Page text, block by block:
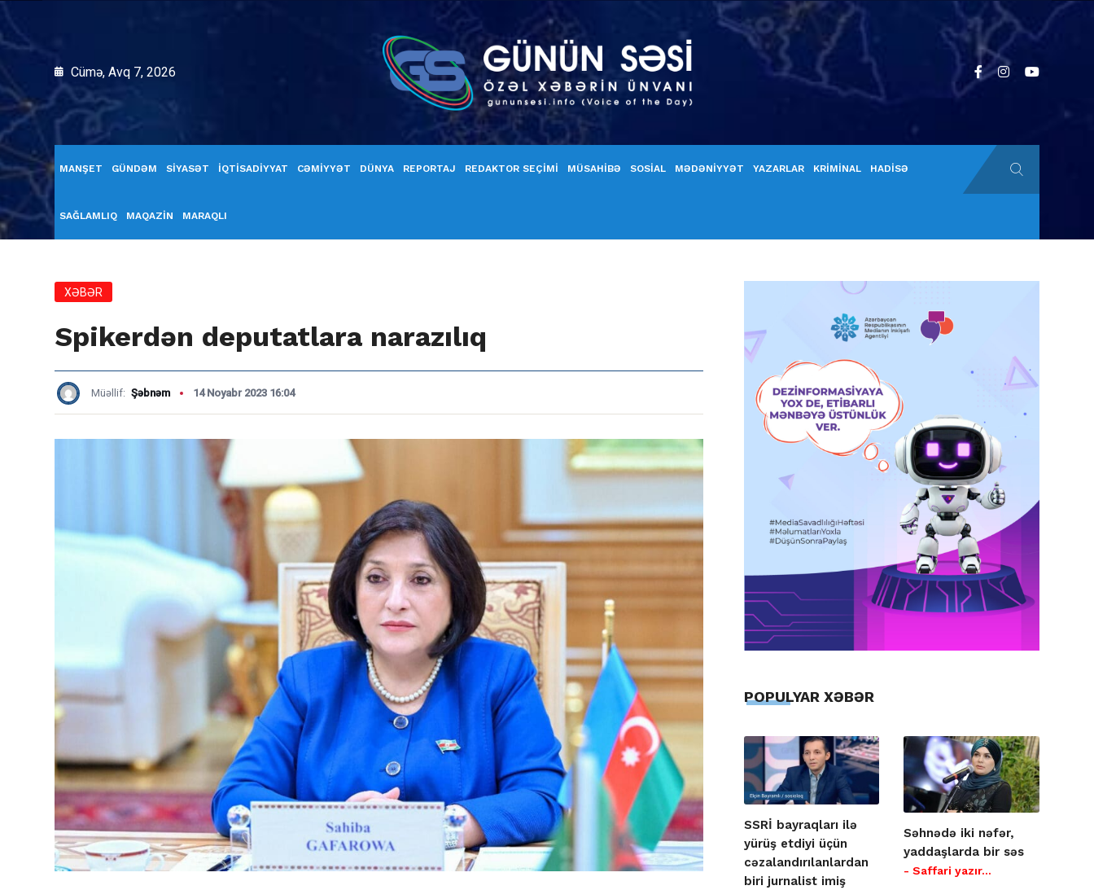
Cümə, Avq 7, 2026
MANŞET GÜNDƏM SİYASƏT İQTİSADİYYAT CƏMİYYƏT DÜNYA REPORTAJ REDAKTOR SEÇİMİ MÜSAHİBƏ SOSİAL MƏDƏNİYYƏT YAZARLAR KRİMİNAL HADİSƏ
SAĞLAMLIQ MAQAZİN MARAQLI
XƏBƏR
Spikerdən deputatlara narazılıq
Müəllif: Şəbnəm 14 Noyabr 2023 16:04
POPULYAR XƏBƏR
SSRİ bayraqları ilə
yürüş etdiyi üçün
cəzalandırılanlardan
biri jurnalist imiş
Səhnədə iki nəfər,
yaddaşlarda bir səs
- Saffari yazır…